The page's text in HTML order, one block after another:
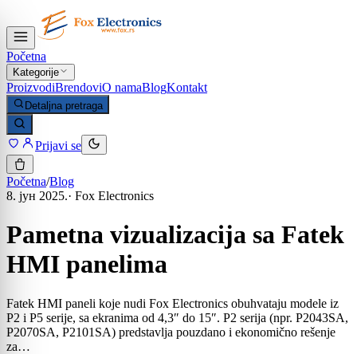
Početna
Kategorije
ProizvodiBrendoviO namaBlogKontakt
Detaljna pretraga
Prijavi se
Početna/Blog
8. јун 2025.· Fox Electronics
Pametna vizualizacija sa Fatek
HMI panelima
Fatek HMI paneli koje nudi Fox Electronics obuhvataju modele iz
P2 i P5 serije, sa ekranima od 4,3″ do 15″. P2 serija (npr. P2043SA,
P2070SA, P2101SA) predstavlja pouzdano i ekonomično rešenje
za…